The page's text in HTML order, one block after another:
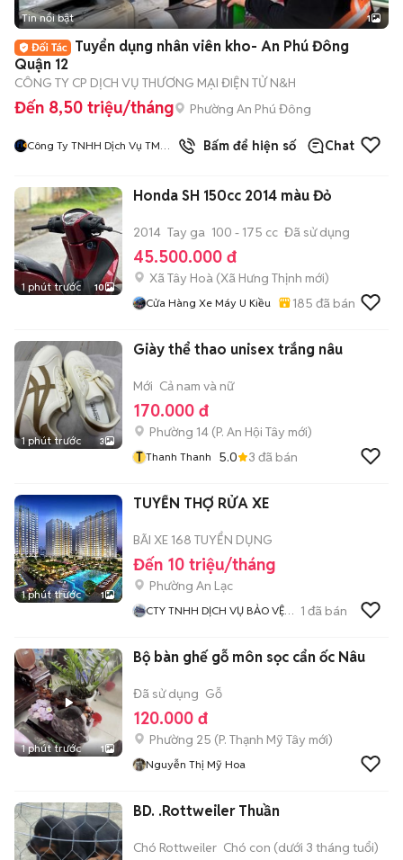
Tin nổi bật 1
Tuyển dụng nhân viên kho- An Phú Đông
Quận 12
CÔNG TY CP DỊCH VỤ THƯƠNG MẠI ĐIỆN TỬ N&H
Đến 8,50 triệu/tháng Phường An Phú Đông
Công Ty TNHH Dịch Vụ TMĐT
Bấm để hiện số Chat
1 phút trước 10
Honda SH 150cc 2014 màu Đỏ
2014 Tay ga 100 - 175 cc Đã sử dụng
45.500.000 đ
Xã Tây Hoà (Xã Hưng Thịnh mới)
Cửa Hàng Xe Máy U Kiều 185 đã bán
1 phút trước 3
Giày thể thao unisex trắng nâu
Mới Cả nam và nữ
170.000 đ
Phường 14 (P. An Hội Tây mới)
T Thanh Thanh 5.0 3 đã bán
1 phút trước 1
TUYỂN THỢ RỬA XE
BÃI XE 168 TUYỂN DỤNG
Đến 10 triệu/tháng
Phường An Lạc
CTY TNHH DỊCH VỤ BẢO VỆ
1 đã bán
1 phút trước 1
Bộ bàn ghế gỗ môn sọc cẩn ốc Nâu
Đã sử dụng Gỗ
120.000 đ
Phường 25 (P. Thạnh Mỹ Tây mới)
Nguyễn Thị Mỹ Hoa
BD. .Rottweiler Thuần
Chó Rottweiler Chó con (dưới 3 tháng tuổi)